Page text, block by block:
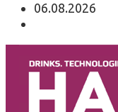
06.08.2026